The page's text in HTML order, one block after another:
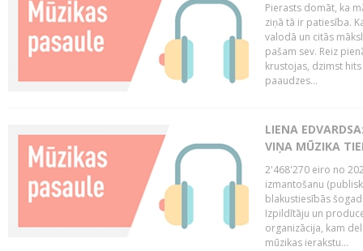
Pierasts domāt, ka
ziņā tā ir patiesība.
valodā un citās
pašam sev. Reiz
krustojas, dzimst
paaudzes...
LIENA
VIŅA MŪZIKA
2'468'270 eiro no
izmantošanu
blakustiesībās
Izpildītāju un
organizācija, kam
mūzikas ierakstu...